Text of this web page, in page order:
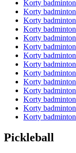
Korty
Korty
Korty
Korty
Korty
Korty
Korty
Korty
Korty
Korty
Korty
Korty
Korty
Korty
Pickleball